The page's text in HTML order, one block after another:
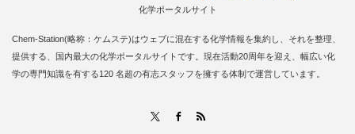
化学ポータルサイト
Chem-Station(略称：ケムステ)はウェブに混在する化学情報を集約し、それを整理、
提供する、国内最大の化学ポータルサイトです。現在活動20周年を迎え、幅広い化
学の専門知識を有する120 名超の有志スタッフを擁する体制で運営しています。
Facebook